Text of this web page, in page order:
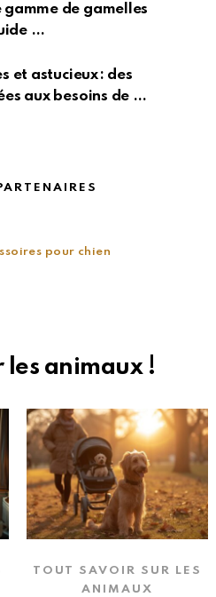
gamme de gamelles
…
et astucieux : des
aux besoins de …
pour chien
les animaux !
TOUT SAVOIR SUR LES
ANIMAUX